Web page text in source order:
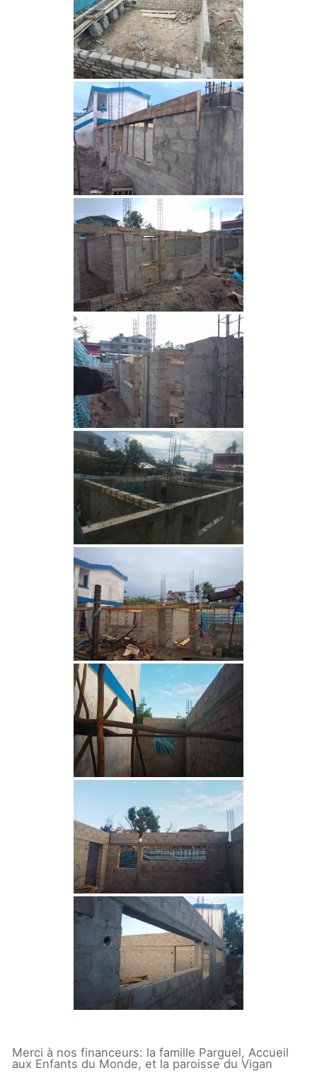
Merci à nos financeurs: la famille Parguel, Accueil
aux Enfants du Monde, et la paroisse du Vigan